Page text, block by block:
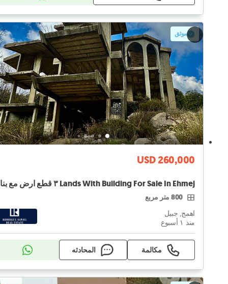
موثق
USD 260,000
800 متر مربع
اهمج, جبيل
منذ ١ أسبوع
مكالمة المحادثه